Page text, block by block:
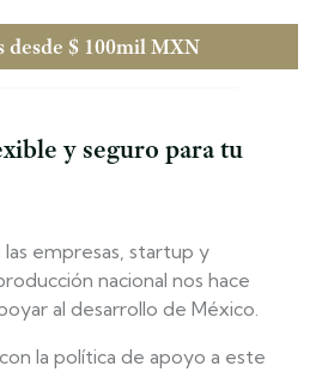
desde $ 100mil MXN
y seguro para tu
empresas, startup y
nacional nos hace
al desarrollo de México.
la política de apoyo a este